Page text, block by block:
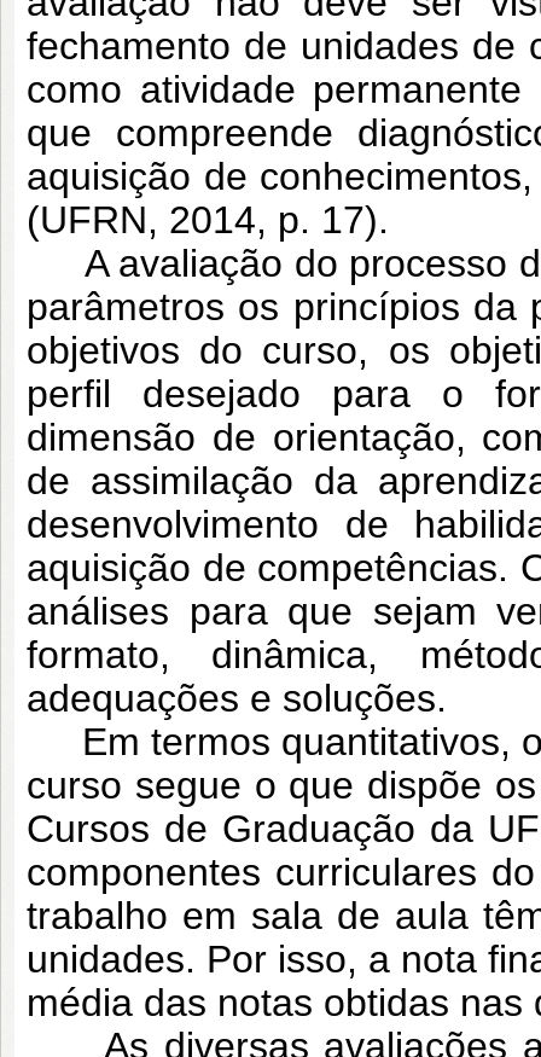
fechamento de unidades de
como atividade
que compreende
aquisição de
(UFRN, 2014, p. 17).
A avaliação do processo
parâmetros os princípios da
objetivos do curso, os
perfil desejado para o
dimensão de orientação,
de assimilação da
desenvolvimento de
aquisição de competências.
análises para que sejam
formato, dinâmica,
adequações e soluções.
Em termos quantitativos,
curso segue o que dispõe
Cursos de Graduação da
componentes curriculares
trabalho em sala de aula
unidades. Por isso, a nota
média das notas obtidas
As diversas avaliações